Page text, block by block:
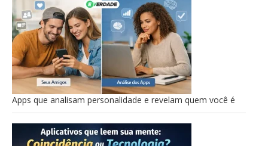
Apps que analisam personalidade e revelam quem você é